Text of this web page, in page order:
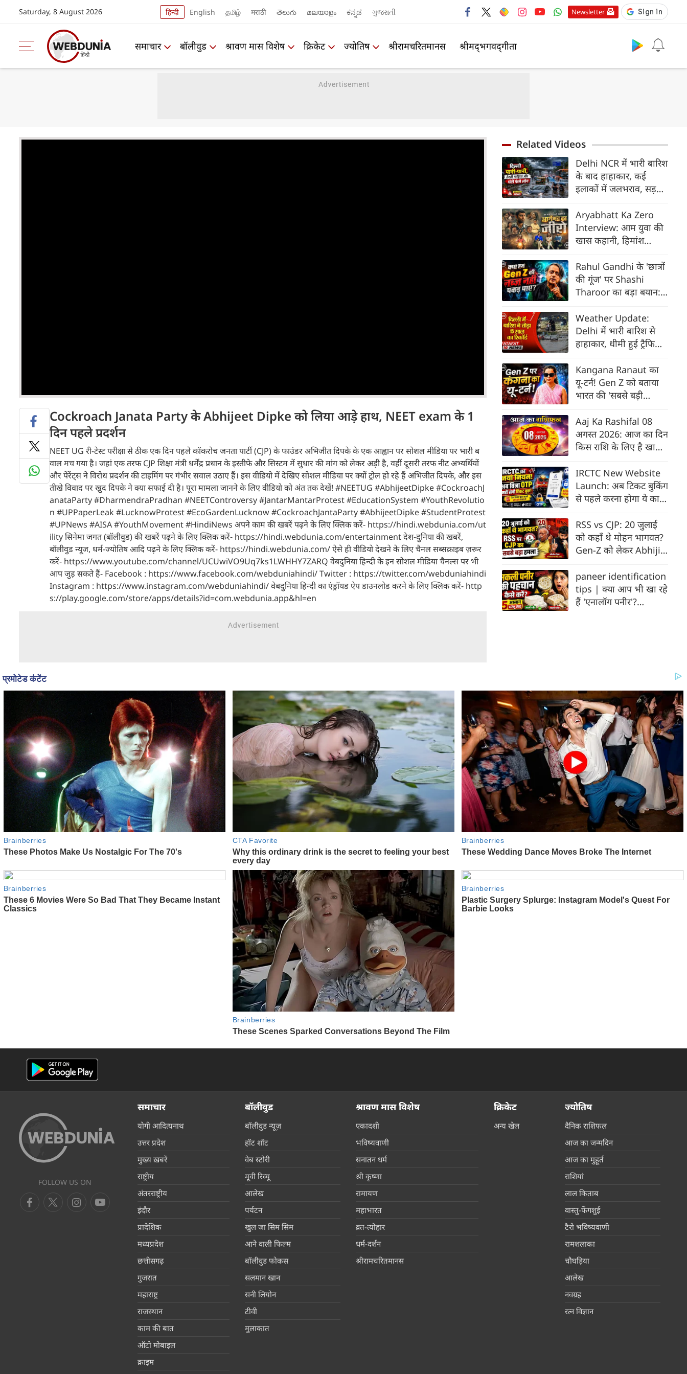
Saturday, 8 August 2026 हिन्दी English தமிழ் मराठी తెలుగు മലയാളം ಕನ್ನಡ ગુજરાતી Newsletter
समाचार बॉलीवुड श्रावण मास विशेष क्रिकेट ज्योतिष श्रीरामचरितमानस श्रीमद्‍भगवद्‍गीता
Cockroach Janata Party के Abhijeet Dipke को लिया आड़े हाथ, NEET exam के 1
दिन पहले प्रदर्शन
NEET UG री-टेस्ट परीक्षा से ठीक एक दिन पहले कॉकरोच जनता पार्टी (CJP) के फाउंडर अभिजीत दिपके के एक आह्वान पर सोशल मीडिया पर भारी ब
वाल मच गया है। जहां एक तरफ CJP शिक्षा मंत्री धर्मेंद्र प्रधान के इस्तीफे और सिस्टम में सुधार की मांग को लेकर अड़ी है, वहीं दूसरी तरफ नीट अभ्यर्थियों
और पेरेंट्स ने विरोध प्रदर्शन की टाइमिंग पर गंभीर सवाल उठाए हैं। इस वीडियो में देखिए सोशल मीडिया पर क्यों ट्रोल हो रहे हैं अभिजीत दिपके, और इस
तीखे विवाद पर खुद दिपके ने क्या सफाई दी है। पूरा मामला जानने के लिए वीडियो को अंत तक देखें! #NEETUG #AbhijeetDipke #CockroachJ
anataParty #DharmendraPradhan #NEETControversy #JantarMantarProtest #EducationSystem #YouthRevolutio
n #UPPaperLeak #LucknowProtest #EcoGardenLucknow #CockroachJantaParty #AbhijeetDipke #StudentProtest
#UPNews #AISA #YouthMovement #HindiNews अपने काम की खबरें पढ़ने के लिए क्लिक करें- https://hindi.webdunia.com/ut
ility सिनेमा जगत (बॉलीवुड) की खबरें पढ़ने के लिए क्लिक करें- https://hindi.webdunia.com/entertainment देश-दुनिया की खबरें,
बॉलीवुड न्यूज, धर्म-ज्योतिष आदि पढ़ने के लिए क्लिक करें- https://hindi.webdunia.com/ ऐसे ही वीडियो देखने के लिए चैनल सब्सक्राइब ज़रूर
करें- https://www.youtube.com/channel/UCUwiVO9Uq7ks1LWHHY7ZARQ वेबदुनिया हिन्दी के इन सोशल मीडिया चैनल्स पर भी
आप जुड़ सकते हैं- Facebook : https://www.facebook.com/webduniahindi/ Twitter : https://twitter.com/webduniahindi
Instagram : https://www.instagram.com/webduniahindi/ वेबदुनिया हिन्दी का एंड्रॉयड ऐप डाउनलोड करने के लिए क्लिक करें- http
s://play.google.com/store/apps/details?id=com.webdunia.app&hl=en
Related Videos
Delhi NCR में भारी बारिश
के बाद हाहाकार, कई
इलाकों में जलभराव, सड़कों
Aryabhatt Ka Zero
Interview: आम युवा की
खास कहानी, हिमांश
Rahul Gandhi के 'छात्रों
की गूंज' पर Shashi
Tharoor का बड़ा बयान:
पकड़ पाए?
Weather Update:
Delhi में भारी बारिश से
हाहाकार, धीमी हुई ट्रैफिक
Alert | IMD
Kangana Ranaut का
यू-टर्न! Gen Z को बताया
भारत की 'सबसे बड़ी
'जेनरेशन गटर'
Aaj Ka Rashifal 08
अगस्त 2026: आज का दिन
किस राशि के लिए है खास ।
का राशिफल
IRCTC New Website
Launch: अब टिकट बुकिंग
से पहले करना होगा ये काम,
RSS vs CJP: 20 जुलाई
को कहाँ थे मोहन भागवत?
Gen-Z को लेकर Abhijit
Mohan Bhagwat
paneer identification
tips | क्या आप भी खा रहे
हैं 'एनालॉग पनीर'?
FOLLOW US ON
समाचार
योगी आदित्यनाथ
उत्तर प्रदेश
मुख्य ख़बरें
राष्ट्रीय
अंतरराष्ट्रीय
इंदौर
प्रादेशिक
मध्यप्रदेश
छत्तीसगढ़
गुजरात
महाराष्ट्र
राजस्थान
काम की बात
ऑटो मोबाइल
क्राइम
बॉलीवुड
बॉलीवुड न्यूज़
हॉट शॉट
वेब स्टोरी
मूवी रिव्यू
आलेख
पर्यटन
खुल जा सिम सिम
आने वाली फिल्म
बॉलीवुड फोकस
सलमान खान
सनी लियोन
टीवी
मुलाकात
श्रावण मास विशेष
एकादशी
भविष्यवाणी
सनातन धर्म
श्री कृष्णा
रामायण
महाभारत
व्रत-त्योहार
धर्म-दर्शन
श्रीरामचरितमानस
क्रिकेट
अन्य खेल
ज्योतिष
दैनिक राशिफल
आज का जन्मदिन
आज का मुहूर्त
राशियां
लाल किताब
वास्तु-फेंगशुई
टैरो भविष्यवाणी
रामशलाका
चौघड़िया
आलेख
नवग्रह
रत्न विज्ञान